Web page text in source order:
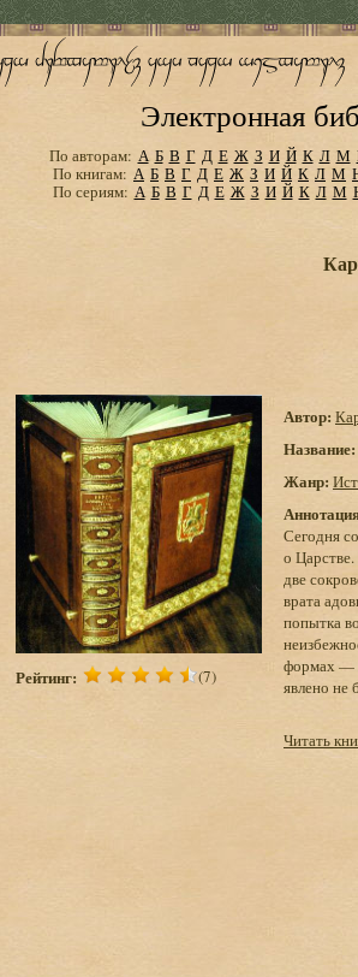
Электронная
По авторам: А Б В Г Д Е Ж З И Й К Л М
По книгам: А Б В Г Д Е Ж З И Й К Л М
По сериям: А Б В Г Д Е Ж З И Й К Л М
Рейтинг: (7)
Автор:
Название:
Жанр:
Сегодня
о
две
врата
попытка
формах —
явлено не
Читать